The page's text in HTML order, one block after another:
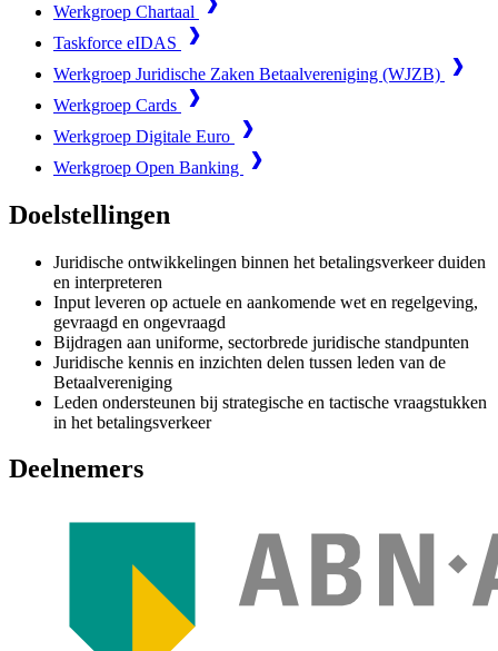
Werkgroep Chartaal
Taskforce eIDAS
Werkgroep Juridische Zaken Betaalvereniging (WJZB)
Werkgroep Cards
Werkgroep Digitale Euro
Werkgroep Open Banking
Doelstellingen
Juridische ontwikkelingen binnen het betalingsverkeer duiden
en interpreteren
Input leveren op actuele en aankomende wet en regelgeving,
gevraagd en ongevraagd
Bijdragen aan uniforme, sectorbrede juridische standpunten
Juridische kennis en inzichten delen tussen leden van de
Betaalvereniging
Leden ondersteunen bij strategische en tactische vraagstukken
in het betalingsverkeer
Deelnemers